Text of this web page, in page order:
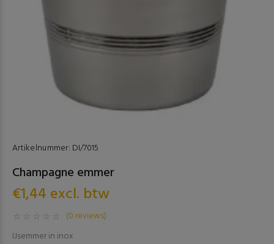
Artikelnummer: DI/7015
Champagne emmer
€1,44 excl. btw
(0 reviews)
IJsemmer in inox